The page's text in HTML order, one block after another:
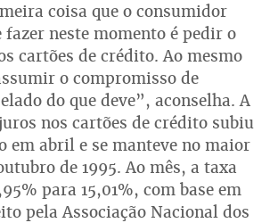
coisa que o consumidor
neste momento é pedir o
cartões de crédito. Ao mesmo
o compromisso de
do que deve”, aconselha. A
nos cartões de crédito subiu
em abril e se manteve no maior
de 1995. Ao mês, a taxa
para 15,01%, com base em
pela Associação Nacional dos